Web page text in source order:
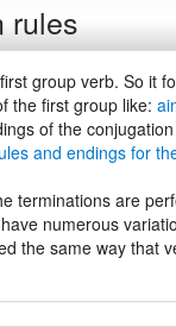
rules
group verb. So it
the first group like:
of the
and endings for
terminations are
numerous
the same way that